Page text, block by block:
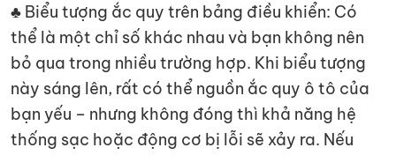
♣ Biểu tượng ắc quy trên bảng điều khiển: Có
thể là một chỉ số khác nhau và bạn không nên
bỏ qua trong nhiều trường hợp. Khi biểu tượng
này sáng lên, rất có thể nguồn ắc quy ô tô của
bạn yếu – nhưng không đóng thì khả năng hệ
thống sạc hoặc động cơ bị lỗi sẽ xảy ra. Nếu